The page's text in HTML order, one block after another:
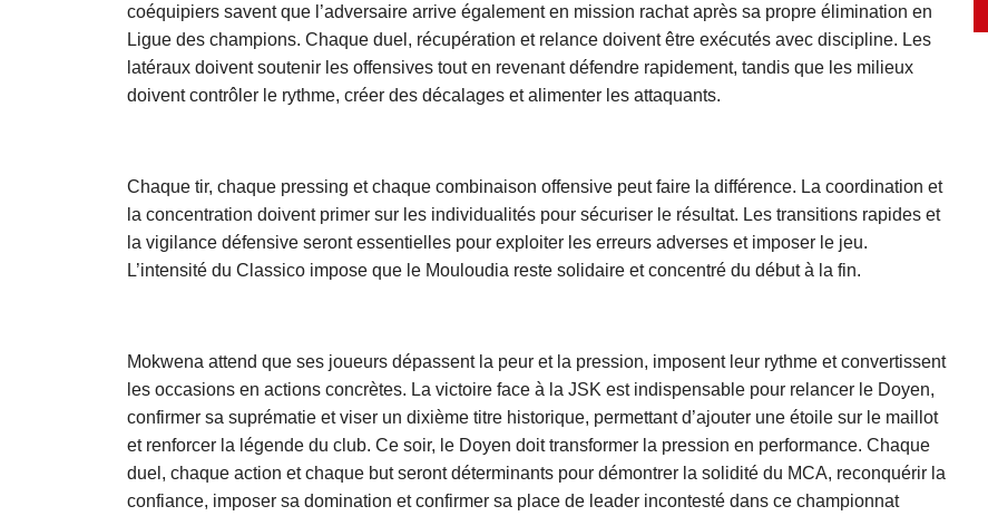
coéquipiers savent que l’adversaire arrive également en mission rachat après sa propre élimination en
Ligue des champions. Chaque duel, récupération et relance doivent être exécutés avec discipline. Les
latéraux doivent soutenir les offensives tout en revenant défendre rapidement, tandis que les milieux
doivent contrôler le rythme, créer des décalages et alimenter les attaquants.
Chaque tir, chaque pressing et chaque combinaison offensive peut faire la différence. La coordination et
la concentration doivent primer sur les individualités pour sécuriser le résultat. Les transitions rapides et
la vigilance défensive seront essentielles pour exploiter les erreurs adverses et imposer le jeu.
L’intensité du Classico impose que le Mouloudia reste solidaire et concentré du début à la fin.
Mokwena attend que ses joueurs dépassent la peur et la pression, imposent leur rythme et convertissent
les occasions en actions concrètes. La victoire face à la JSK est indispensable pour relancer le Doyen,
confirmer sa suprématie et viser un dixième titre historique, permettant d’ajouter une étoile sur le maillot
et renforcer la légende du club. Ce soir, le Doyen doit transformer la pression en performance. Chaque
duel, chaque action et chaque but seront déterminants pour démontrer la solidité du MCA, reconquérir la
confiance, imposer sa domination et confirmer sa place de leader incontesté dans ce championnat